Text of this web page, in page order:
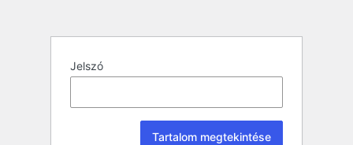
Jelszó